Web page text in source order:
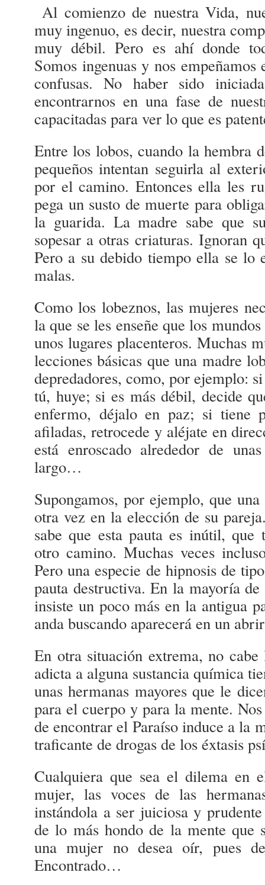
Al comienzo de nuestra Vida,
muy ingenuo, es decir, nuestra
muy débil. Pero es ahí donde
Somos ingenuas y nos
confusas. No haber sido
encontrarnos en una fase de
capacitadas para ver lo que es
Entre los lobos, cuando la hembra
pequeños intentan seguirla al
por el camino. Entonces ella les
pega un susto de muerte para
la guarida. La madre sabe que
sopesar a otras criaturas. Ignoran
Pero a su debido tiempo ella se lo
malas.
Como los lobeznos, las mujeres
la que se les enseñe que los
unos lugares placenteros. Muchas
lecciones básicas que una madre
depredadores, como, por ejemplo:
tú, huye; si es más débil, decide
enfermo, déjalo en paz; si tiene
afiladas, retrocede y aléjate en
está enroscado alrededor de
largo…
Supongamos, por ejemplo, que
otra vez en la elección de su
sabe que esta pauta es inútil, que
otro camino. Muchas veces
Pero una especie de hipnosis de
pauta destructiva. En la mayoría
insiste un poco más en la antigua
anda buscando aparecerá en un
En otra situación extrema, no
adicta a alguna sustancia química
unas hermanas mayores que le
para el cuerpo y para la mente.
de encontrar el Paraíso induce a la
traficante de drogas de los éxtasis
Cualquiera que sea el dilema en
mujer, las voces de las
instándola a ser juiciosa y
de lo más hondo de la mente que
una mujer no desea oír, pues
Encontrado…